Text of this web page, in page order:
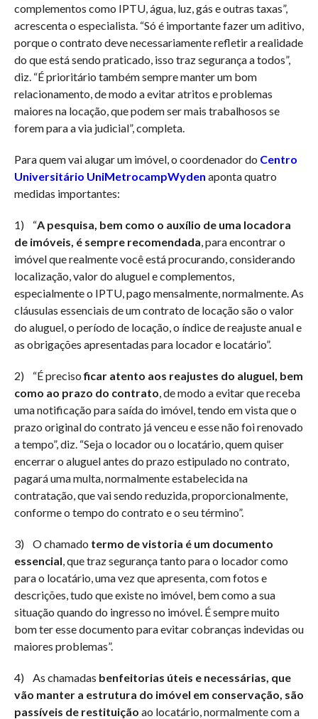
complementos como IPTU, água, luz, gás e outras taxas”,
acrescenta o especialista. “Só é importante fazer um aditivo,
porque o contrato deve necessariamente refletir a realidade
do que está sendo praticado, isso traz segurança a todos”,
diz. “É prioritário também sempre manter um bom
relacionamento, de modo a evitar atritos e problemas
maiores na locação, que podem ser mais trabalhosos se
forem para a via judicial”, completa.
Para quem vai alugar um imóvel, o coordenador do Centro
Universitário UniMetrocampWyden aponta quatro
medidas importantes:
1) “A pesquisa, bem como o auxílio de uma locadora
de imóveis, é sempre recomendada, para encontrar o
imóvel que realmente você está procurando, considerando
localização, valor do aluguel e complementos,
especialmente o IPTU, pago mensalmente, normalmente. As
cláusulas essenciais de um contrato de locação são o valor
do aluguel, o período de locação, o índice de reajuste anual e
as obrigações apresentadas para locador e locatário”.
2) “É precisoficar atento aos reajustes do aluguel, bem
como ao prazo do contrato, de modo a evitar que receba
uma notificação para saída do imóvel, tendo em vista que o
prazo original do contrato já venceu e esse não foi renovado
a tempo”, diz. “Seja o locador ou o locatário, quem quiser
encerrar o aluguel antes do prazo estipulado no contrato,
pagará uma multa, normalmente estabelecida na
contratação, que vai sendo reduzida, proporcionalmente,
conforme o tempo do contrato e o seu término”.
3) O chamado termo de vistoria é um documento
essencial, que traz segurança tanto para o locador como
para o locatário, uma vez que apresenta, com fotos e
descrições, tudo que existe no imóvel, bem como a sua
situação quando do ingresso no imóvel. É sempre muito
bom ter esse documento para evitar cobranças indevidas ou
maiores problemas”.
4) As chamadas benfeitorias úteis e necessárias, que
vão manter a estrutura do imóvel em conservação, são
passíveis de restituição ao locatário, normalmente com a